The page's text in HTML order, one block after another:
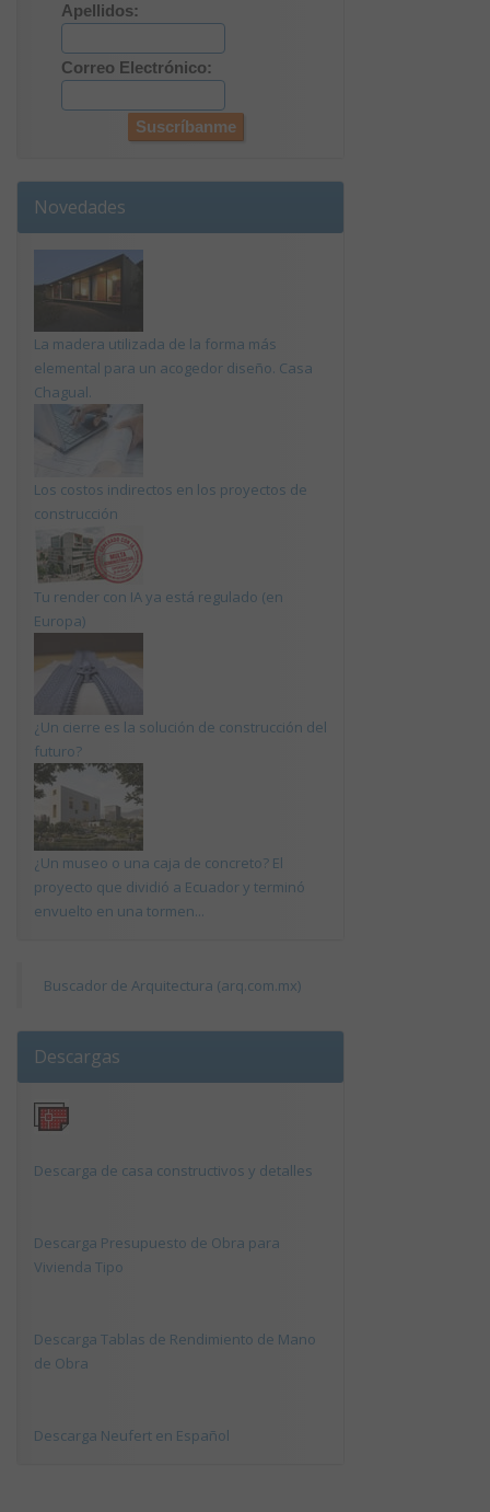
Apellidos:
Correo Electrónico:
Novedades
La madera utilizada de la forma más
elemental para un acogedor diseño. Casa
Chagual.
Los costos indirectos en los proyectos de
construcción
Tu render con IA ya está regulado (en
Europa)
¿Un cierre es la solución de construcción del
futuro?
¿Un museo o una caja de concreto? El
proyecto que dividió a Ecuador y terminó
envuelto en una tormen...
Buscador de Arquitectura (arq.com.mx)
Descargas
Descarga de casa constructivos y detalles
Descarga Presupuesto de Obra para
Vivienda Tipo
Descarga Tablas de Rendimiento de Mano
de Obra
Descarga Neufert en Español